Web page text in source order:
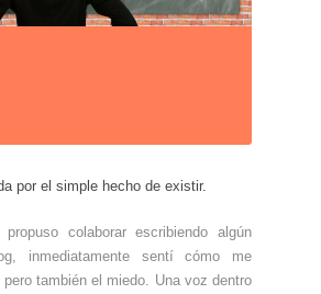
por el simple hecho de existir.
colaborar escribiendo algún
inmediatamente sentí cómo me
también el miedo. Una voz dentro